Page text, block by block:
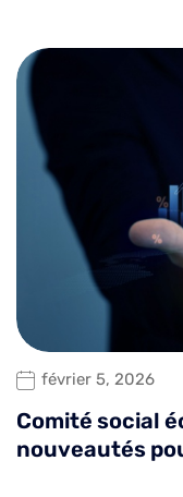
février 5, 2026
Comité social
nouveautés